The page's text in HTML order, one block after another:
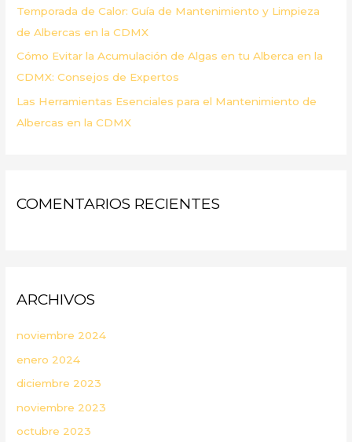
Temporada de Calor: Guía de Mantenimiento y Limpieza
de Albercas en la CDMX
Cómo Evitar la Acumulación de Algas en tu Alberca en la
CDMX: Consejos de Expertos
Las Herramientas Esenciales para el Mantenimiento de
Albercas en la CDMX
COMENTARIOS RECIENTES
ARCHIVOS
noviembre 2024
enero 2024
diciembre 2023
noviembre 2023
octubre 2023